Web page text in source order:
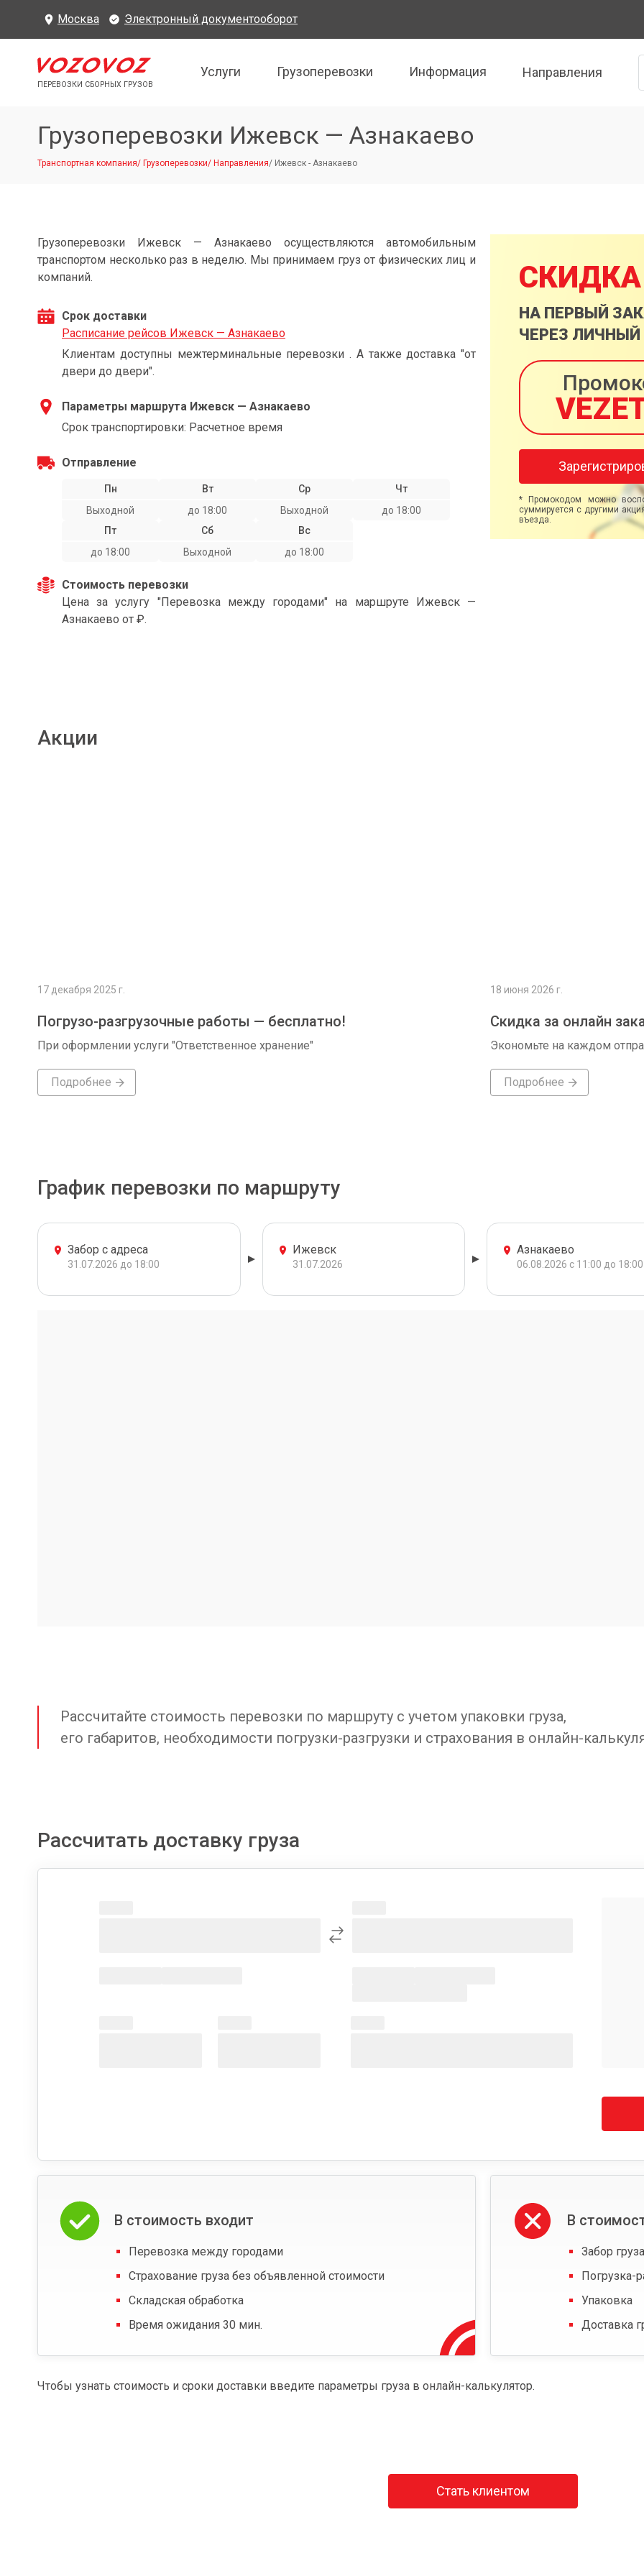
Москва Электронный документооборот
ПЕРЕВОЗКИ СБОРНЫХ ГРУЗОВ
Услуги Грузоперевозки Информация Направления
Грузоперевозки Ижевск — Азнакаево
Транспортная компания/ Грузоперевозки/ Направления/ Ижевск - Азнакаево
Грузоперевозки Ижевск — Азнакаево осуществляются автомобильным
транспортом несколько раз в неделю. Мы принимаем груз от физических лиц и
компаний.
Срок доставки
Расписание рейсов Ижевск — Азнакаево
Клиентам доступны межтерминальные перевозки . А также доставка "от
двери до двери".
Параметры маршрута Ижевск — Азнакаево
Срок транспортировки: Расчетное время
Отправление
Пн
Выходной
Вт
до 18:00
Ср
Выходной
Чт
до 18:00
Пт
до 18:00
Сб
Выходной
Вс
до 18:00
Стоимость перевозки
Цена за услугу "Перевозка между городами" на маршруте Ижевск —
Азнакаево от ₽.
СКИДКА
НА ПЕРВЫЙ
ЧЕРЕЗ ЛИЧНЫЙ
* Промокодом можно
суммируется с другими
въезда.
Акции
17 декабря 2025 г.
Погрузо-разгрузочные работы — бесплатно!
При оформлении услуги "Ответственное хранение"
Подробнее
18 июня 2026 г.
Скидка за онлайн
Экономьте на каждом
Подробнее
График перевозки по маршруту
Забор с адреса
31.07.2026 до 18:00
Ижевск
31.07.2026
Азнакаево
06.08.2026 с 11:00 до 18:00
Рассчитайте стоимость перевозки по маршруту с учетом упаковки груза,
его габаритов, необходимости погрузки-разгрузки и страхования в онлайн-
Рассчитать доставку груза
В стоимость входит
Перевозка между городами
Страхование груза без объявленной стоимости
Складская обработка
Время ожидания 30 мин.
В
Забор
Погрузка-
Упаковка
Доставка
Чтобы узнать стоимость и сроки доставки введите параметры груза в онлайн-калькулятор.
Стать клиентом